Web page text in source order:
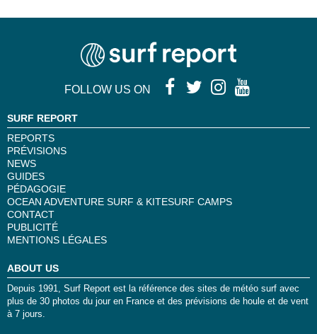
FOLLOW US ON
SURF REPORT
REPORTS
PRÉVISIONS
NEWS
GUIDES
PÉDAGOGIE
OCEAN ADVENTURE SURF & KITESURF CAMPS
CONTACT
PUBLICITÉ
MENTIONS LÉGALES
ABOUT US
Depuis 1991, Surf Report est la référence des sites de météo surf avec
plus de 30 photos du jour en France et des prévisions de houle et de vent
à 7 jours.